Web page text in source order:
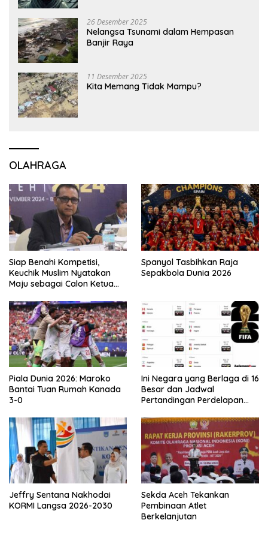
26 Desember 2025
Nelangsa Tsunami dalam Hempasan
Banjir Raya
11 Desember 2025
Kita Memang Tidak Mampu?
OLAHRAGA
Siap Benahi Kompetisi,
Keuchik Muslim Nyatakan
Maju sebagai Calon Ketua
Spanyol Tasbihkan Raja
Sepakbola Dunia 2026
Piala Dunia 2026: Maroko
Bantai Tuan Rumah Kanada
3-0
Ini Negara yang Berlaga di 16
Besar dan Jadwal
Pertandingan Perdelapan
Jeffry Sentana Nakhodai
KORMI Langsa 2026-2030
Sekda Aceh Tekankan
Pembinaan Atlet
Berkelanjutan